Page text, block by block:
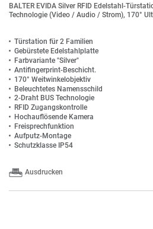
BALTER EVIDA Silver RFID Edelstahl-
Technologie (Video / Audio / Strom), 170°
Türstation für 2 Familien
Gebürstete Edelstahlplatte
Farbvariante "Silver"
Antifingerprint-Beschicht.
170° Weitwinkelobjektiv
Beleuchtetes Namensschild
2-Draht BUS Technologie
RFID Zugangskontrolle
Hochauflösende Kamera
Freisprechfunktion
Aufputz-Montage
Schutzklasse IP54
Ausdrucken